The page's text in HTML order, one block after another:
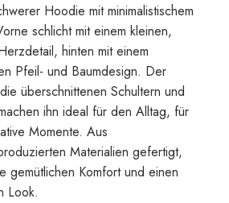
Hoodie mit minimalistischem
schlicht mit einem kleinen,
hinten mit einem
Pfeil- und Baumdesign. Der
überschnittenen Schultern und
ihn ideal für den Alltag, für
Momente. Aus
Materialien gefertigt,
gemütlichen Komfort und einen
Look.